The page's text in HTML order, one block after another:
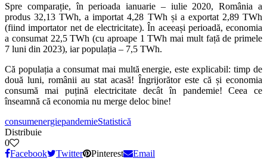
Spre comparație, în perioada ianuarie – iulie 2020, România a
produs 32,13 TWh, a importat 4,28 TWh și a exportat 2,89 TWh
(fiind importator net de electricitate). În aceeași perioadă, economia
a consumat 22,5 TWh (cu aproape 1 TWh mai mult față de primele
7 luni din 2023), iar populația – 7,5 TWh.
Că populația a consumat mai multă energie, este explicabil: timp de
două luni, românii au stat acasă! Îngrijorător este că și economia
consumă mai puțină electricitate decât în pandemie! Ceea ce
înseamnă că economia nu merge deloc bine!
consumenergiepandemieStatistică
Distribuie
0
Facebook
Twitter Pinterest Email